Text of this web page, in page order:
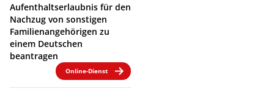
Aufenthaltserlaubnis für den
Nachzug von sonstigen
Familienangehörigen zu
einem Deutschen
beantragen
Online-Dienst